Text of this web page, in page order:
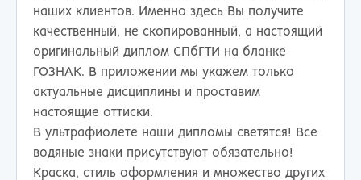
наших клиентов. Именно здесь Вы получите
качественный, не скопированный, а настоящий
оригинальный диплом СПбГТИ на бланке
ГОЗНАК. В приложении мы укажем только
актуальные дисциплины и проставим
настоящие оттиски.
В ультрафиолете наши дипломы светятся! Все
водяные знаки присутствуют обязательно!
Краска, стиль оформления и множество других